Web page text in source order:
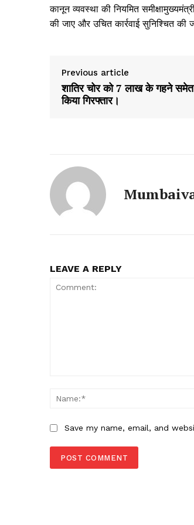
कानून व्यवस्था की नियमित
की जाए और उचित कार्रवाई सुनिश्चित की
Previous article
शातिर चोर को 7 लाख के गहने समेत
किया गिरफ्तार।
LEAVE A REPLY
Save my name, email, and